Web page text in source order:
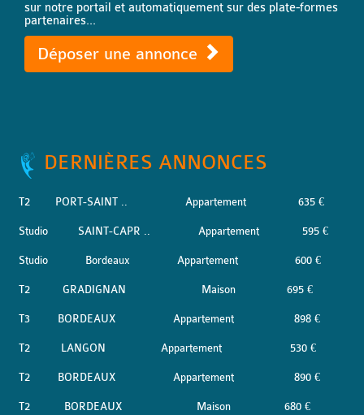
sur notre portail et automatiquement sur des plate-formes
partenaires...
Déposer une annonce
DERNIÈRES ANNONCES
T2 PORT-SAINT .. Appartement 635 €
Studio SAINT-CAPR .. Appartement 595 €
Studio Bordeaux Appartement 600 €
T2 GRADIGNAN Maison 695 €
T3 BORDEAUX Appartement 898 €
T2 LANGON Appartement 530 €
T2 BORDEAUX Appartement 890 €
T2 BORDEAUX Maison 680 €